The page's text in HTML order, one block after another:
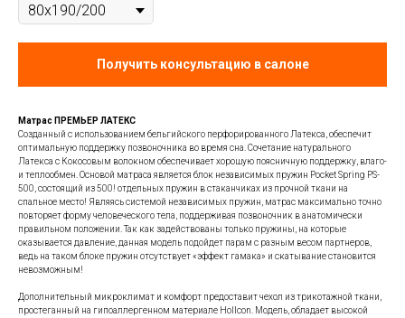
Получить консультацию в салоне
Матрас ПРЕМЬЕР ЛАТЕКС
Cозданный с использованием бельгийского перфорированного Латекса, обеспечит
оптимальную поддержку позвоночника во время сна. Сочетание натурального
Латекса с Кокосовым волокном обеспечивает хорошую поясничную поддержку, влаго-
и теплообмен. Основой матраса является блок независимых пружин Pocket Spring PS-
500, состоящий из 500! отдельных пружин в стаканчиках из прочной ткани на
спальное место! Являясь системой независимых пружин, матрас максимально точно
повторяет форму человеческого тела, поддерживая позвоночник в анатомически
правильном положении. Так как задействованы только пружины, на которые
оказывается давление, данная модель подойдет парам с разным весом партнеров,
ведь на таком блоке пружин отсутствует «эффект гамака» и скатывание становится
невозможным!
Дополнительный микроклимат и комфорт предоставит чехол из трикотажной ткани,
простеганный на гипоаллергенном материале Hollcon. Модель, обладает высокой